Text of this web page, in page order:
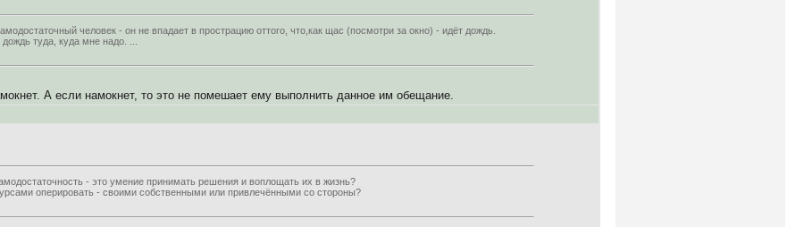
человек - он не впадает в прострацию оттого, что,как щас (посмотри за окно) - идёт дождь.
туда, куда мне надо. ...
А если намокнет, то это не помешает ему выполнить данное им обещание.
- это умение принимать решения и воплощать их в жизнь?
оперировать - своими собственными или привлечёнными со стороны?